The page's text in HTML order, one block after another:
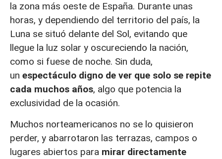
la zona más oeste de España. Durante unas
horas, y dependiendo del territorio del país, la
Luna se situó delante del Sol, evitando que
llegue la luz solar y oscureciendo la nación,
como si fuese de noche. Sin duda,
un espectáculo digno de ver que solo se repite
cada muchos años, algo que potencia la
exclusividad de la ocasión.
Muchos norteamericanos no se lo quisieron
perder, y abarrotaron las terrazas, campos o
lugares abiertos para mirar directamente